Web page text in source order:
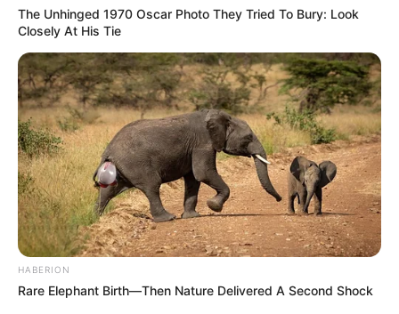
The Unhinged 1970 Oscar Photo They Tried To Bury: Look
Closely At His Tie
HABERION
Rare Elephant Birth—Then Nature Delivered A Second Shock